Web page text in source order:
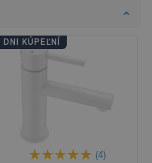
DNI KÚPEĽNÍ
(4)